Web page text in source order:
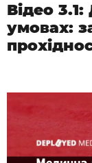
Відео
умовах: